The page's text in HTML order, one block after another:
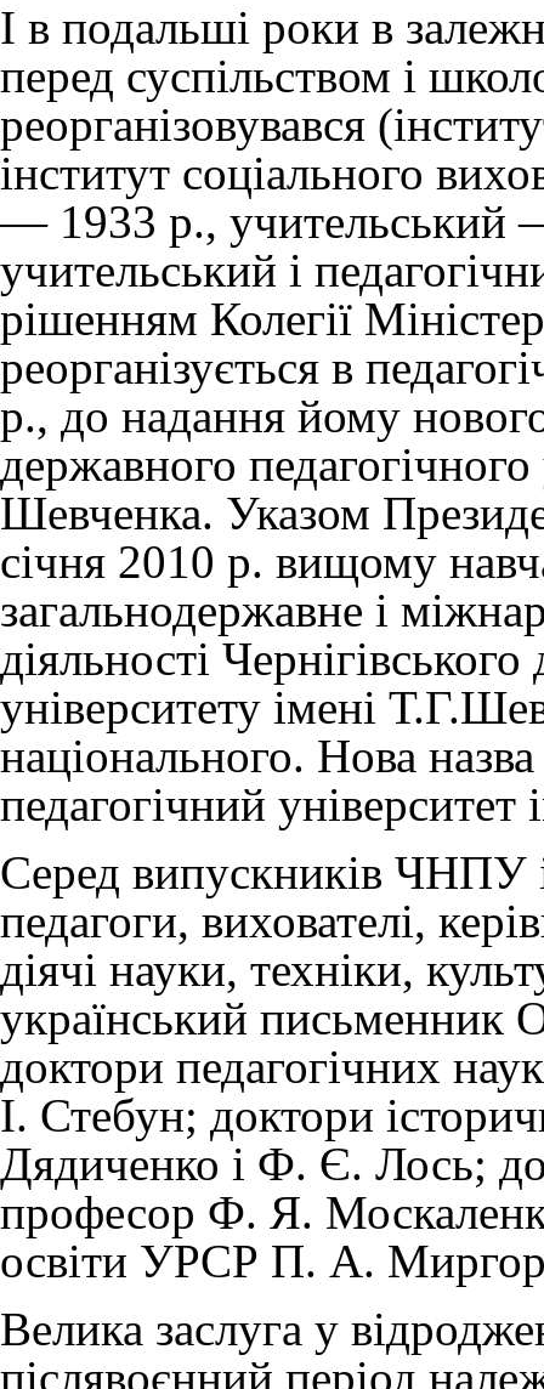
І в подальші роки в
перед суспільством і
реорганізовувався
інститут соціального
— 1933 р., учительський
учительський і
рішенням Колегії
реорганізується в
р., до надання йому
державного
Шевченка. Указом
січня 2010 р. вищому
загальнодержавне і
діяльності
університету імені
національного. Нова
педагогічний
Серед випускників ЧНПУ
педагоги, вихователі,
діячі науки, техніки,
український письменник
доктори педагогічних
І. Стебун; доктори
Дядиченко і Ф. Є. Лось;
професор Ф. Я.
освіти УРСР П. А.
Велика заслуга у
післявоєнний період